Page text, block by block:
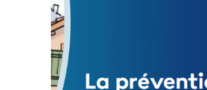
Mise à jour avril 2024
FEUILLETER